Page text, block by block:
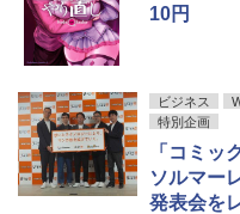
10円
ビジネス
特別企画
「コミッ
ソルマー
発表会を